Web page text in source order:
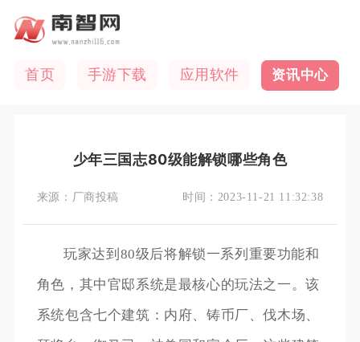
首页 手游下载 应用软件 资讯中心
少年三国志80级能解锁哪些角色
来源： 厂商投稿 时间： 2023-11-21 11:32:38
玩家达到80级后将解锁一系列重要功能和
角色，其中官邸系统是最核心的玩法之一。该
系统包含七个建筑：内府、铸币厂、伐木场、